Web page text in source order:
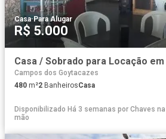
Casa·Para Alugar
R$ 5.000
Campos dos Goytacazes
480 m²2 BanheirosCasa
Disponibilizado Há 3 semanas por Chaves na
mão